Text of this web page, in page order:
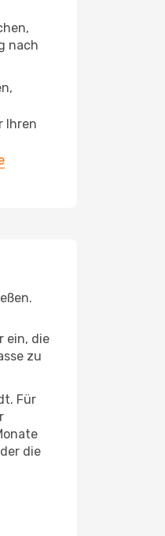
nach
Ihren
ein, die
zu
Für
die